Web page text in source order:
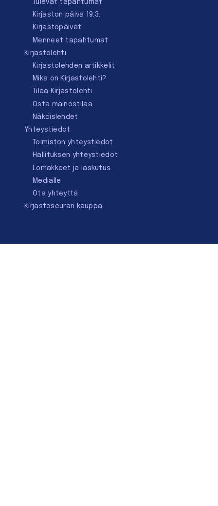
Tulevat tapahtumat
Kirjaston päivä 19.3.
Kirjastopäivät
Menneet tapahtumat
Kirjastolehti
Kirjastolehden artikkelit
Mikä on Kirjastolehti?
Tilaa Kirjastolehti
Osta mainostilaa
Näköislehdet
Yhteystiedot
Toimiston yhteystiedot
Hallituksen yhteystiedot
Lomakkeet ja laskutus
Medialle
Ota yhteyttä
Kirjastoseuran kauppa